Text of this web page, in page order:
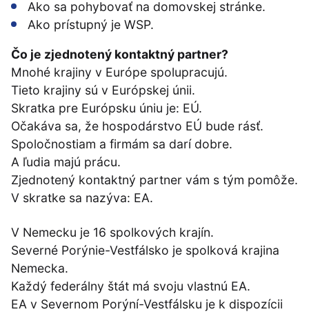
Ako sa pohybovať na domovskej stránke.
Ako prístupný je WSP.
Čo je zjednotený kontaktný partner?
Mnohé krajiny v Európe spolupracujú.
Tieto krajiny sú v Európskej únii.
Skratka pre Európsku úniu je: EÚ.
Očakáva sa, že hospodárstvo EÚ bude rásť.
Spoločnostiam a firmám sa darí dobre.
A ľudia majú prácu.
Zjednotený kontaktný partner vám s tým pomôže.
V skratke sa nazýva: EA.
V Nemecku je 16 spolkových krajín.
Severné Porýnie-Vestfálsko je spolková krajina
Nemecka.
Každý federálny štát má svoju vlastnú EA.
EA v Severnom Porýní-Vestfálsku je k dispozícii